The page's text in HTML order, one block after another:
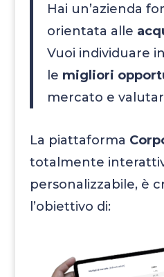
Hai un’azienda
orientata alle
Vuoi individuare
le migliori
mercato e
La piattaforma
totalmente
personalizzabile, è
l’obiettivo di: